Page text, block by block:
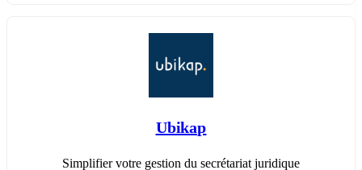
Ubikap
Simplifier votre gestion du secrétariat juridique